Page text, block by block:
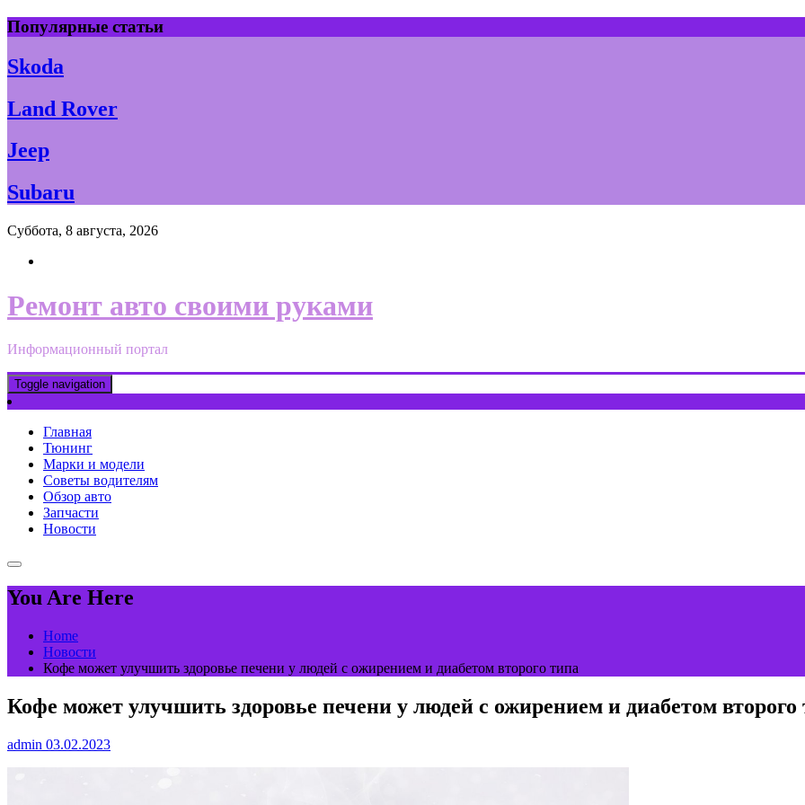
Skip
to
content
Популярные статьи
Skoda
Land Rover
Jeep
Subaru
Суббота, 8 августа, 2026
Ремонт авто своими руками
Информационный портал
Toggle navigation
Главная
Тюнинг
Марки и модели
Советы водителям
Обзор авто
Запчасти
Новости
You Are Here
Home
Новости
Кофе может улучшить здоровье печени у людей с ожирением и диабетом второго типа
Кофе может улучшить здоровье печени у людей с ожирением и диабетом второго
admin 03.02.2023